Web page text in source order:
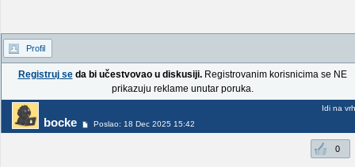
Profil
Registruj seda bi učestvovao u diskusiji.Registrovanim korisnicima se NE
prikazuju reklame unutar poruka.
bocke Poslao: 18 Dec 2025 15:42
Idi na vrh
0